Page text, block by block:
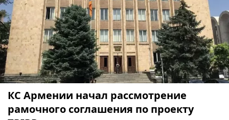
КС Армении начал рассмотрение
рамочного соглашения по проекту